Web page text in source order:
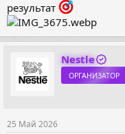
результат
Nestle
ОРГАНИЗАТОР
25 Май 2026